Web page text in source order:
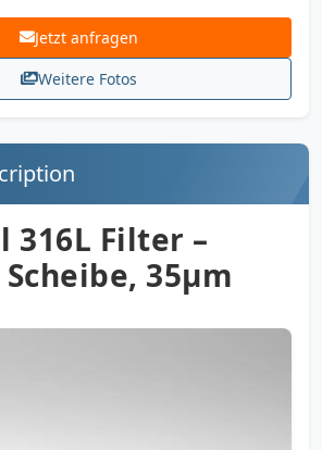
Jetzt anfragen
Weitere Fotos
316L Filter –
35µm